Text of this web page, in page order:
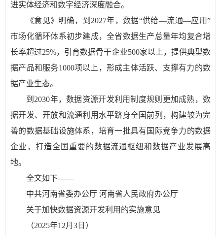
进实体经济和数字经济深度融合。
《意见》明确，到2027年，数据“供给—流通—应用”
市场化循环体系初步建成，全省数据生产总量年均复合增
长率超过25%，引育数据骨干企业500家以上，提供典型数
据产品和服务1000项以上，形成主体活跃、支撑有力的数
据产业生态。
到2030年，数据资源开发利用制度规则更加成熟，数
据开发、开放和流通利用水平跻身全国前列，构建较为完
善的数据基础设施体系，培育一批具有国际竞争力的数据
企业，打造全国重要的数据流通枢纽和数据产业发展高
地。
全文如下——
中共河南省委办公厅 河南省人民政府办公厅
关于加快数据资源开发利用的实施意见
（2025年12月3日）